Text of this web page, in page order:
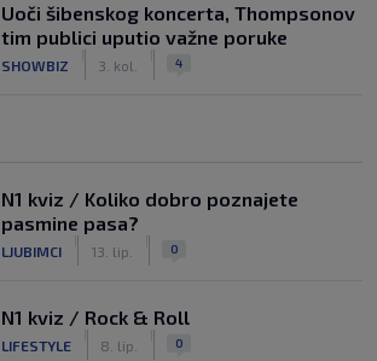
Uoči šibenskog koncerta, Thompsonov
tim publici uputio važne poruke
SHOWBIZ 3. kol. 4
N1 kviz / Koliko dobro poznajete
pasmine pasa?
LJUBIMCI 13. lip. 0
N1 kviz / Rock & Roll
LIFESTYLE 8. lip. 0